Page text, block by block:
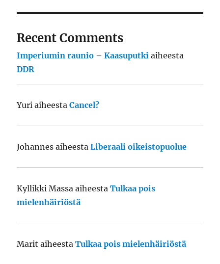
Recent Comments
Imperiumin raunio – Kaasuputki aiheesta
DDR
Yuri aiheestaCancel?
Johannes aiheestaLiberaali oikeistopuolue
Kyllikki Massa aiheestaTulkaa pois
mielenhäiriöstä
Marit aiheestaTulkaa pois mielenhäiriöstä